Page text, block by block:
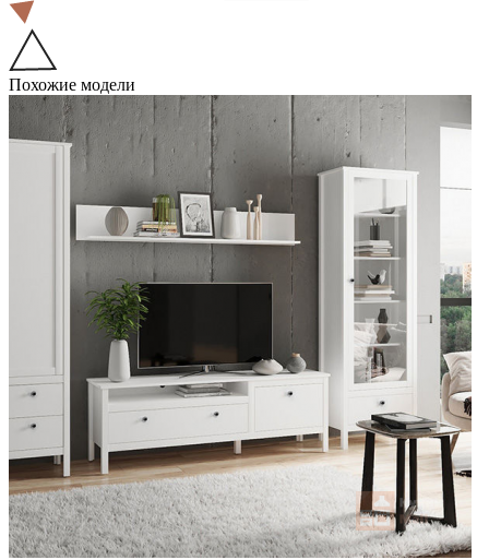
Похожие модели